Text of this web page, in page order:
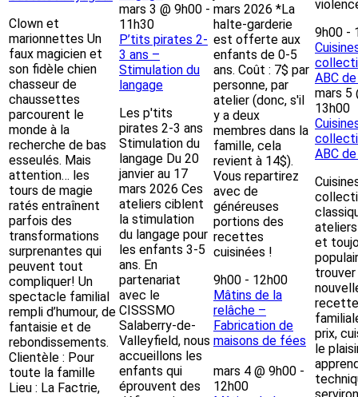
Clown et
marionnettes Un
faux magicien et
son fidèle chien
chasseur de
chaussettes
parcourent le
monde à la
recherche de bas
esseulés. Mais
attention… les
tours de magie
ratés entraînent
parfois des
transformations
surprenantes qui
peuvent tout
compliquer! Un
spectacle familial
rempli d’humour, de
fantaisie et de
rebondissements.
Clientèle : Pour
toute la famille
Lieu : La Factrie,
mars 3 @ 9h00 -
11h30
P’tits pirates 2-
3 ans –
Stimulation du
langage
Les p'tits
pirates 2-3 ans
Stimulation du
langage Du 20
janvier au 17
mars 2026 Ces
ateliers ciblent
la stimulation
du langage pour
les enfants 3-5
ans. En
partenariat
avec le
CISSSMO
Salaberry-de-
Valleyfield, nous
accueillons les
enfants qui
éprouvent des
mars 2026 *La
halte-garderie
est offerte aux
enfants de 0-5
ans. Coût : 7$ par
personne, par
atelier (donc, s'il
y a deux
membres dans la
famille, cela
revient à 14$).
Vous repartirez
avec de
généreuses
portions des
recettes
cuisinées !
9h00 - 12h00
Mâtins de la
relâche –
Fabrication de
maisons de fées
mars 4 @ 9h00 -
12h00
9h00 -
ABC
mars 5
13h00
ABC
et
prix,
le